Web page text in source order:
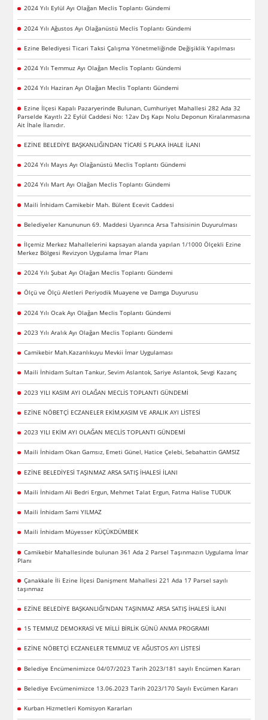
2024 Yılı Eylül Ayı Olağan Meclis Toplantı Gündemi
2024 Yılı Ağustos Ayı Olağanüstü Meclis Toplantı Gündemi
Ezine Belediyesi Ticari Taksi Çalışma Yönetmeliğinde Değişiklik Yapılması
2024 Yılı Temmuz Ayı Olağan Meclis Toplantı Gündemi
2024 Yılı Haziran Ayı Olağan Meclis Toplantı Gündemi
Ezine İlçesi Kapalı Pazaryerinde Bulunan, Cumhuriyet Mahallesi 282 Ada 32
Parselde Kayıtlı 22 Eylül Caddesi No: 12av Dış Kapı Nolu Deponun Kiralanmasına
Ait İhale İlanıdır.
EZİNE BELEDİYE BAŞKANLIĞINDAN TİCARİ S PLAKA İHALE İLANI
2024 Yılı Mayıs Ayı Olağanüstü Meclis Toplantı Gündemi
2024 Yılı Mart Ayı Olağan Meclis Toplantı Gündemi
Maili İnhidam Camikebir Mah. Bülent Ecevit Caddesi
Belediyeler Kanununun 69. Maddesi Uyarınca Arsa Tahsisinin Duyurulması
İlçemiz Merkez Mahallelerini kapsayan alanda yapılan 1/1000 Ölçekli Ezine
Merkez Bölgesi Revizyon Uygulama İmar Planı
2024 Yılı Şubat Ayı Olağan Meclis Toplantı Gündemi
Ölçü ve Ölçü Aletleri Periyodik Muayene ve Damga Duyurusu
2024 Yılı Ocak Ayı Olağan Meclis Toplantı Gündemi
2023 Yılı Aralık Ayı Olağan Meclis Toplantı Gündemi
Camikebir Mah.Kazanlıkuyu Mevkii İmar Uygulaması
Maili İnhidam Sultan Tankur, Sevim Aslantok, Sariye Aslantok, Sevgi Kazanç
2023 YILI KASIM AYI OLAĞAN MECLİS TOPLANTI GÜNDEMİ
EZİNE NÖBETÇİ ECZANELER EKİM,KASIM VE ARALIK AYI LİSTESİ
2023 YILI EKİM AYI OLAĞAN MECLİS TOPLANTI GÜNDEMİ
Maili İnhidam Okan Gamsız, Emeti Günel, Hatice Çelebi, Sebahattin GAMSIZ
EZİNE BELEDİYESİ TAŞINMAZ ARSA SATIŞ İHALESİ İLANI
Maili İnhidam Ali Bedri Ergun, Mehmet Talat Ergun, Fatma Halise TUDUK
Maili İnhidam Sami YILMAZ
Maili İnhidam Müyesser KÜÇÜKDÜMBEK
Camikebir Mahallesinde bulunan 361 Ada 2 Parsel Taşınmazın Uygulama İmar
Planı
Çanakkale İli Ezine İlçesi Danişment Mahallesi 221 Ada 17 Parsel sayılı
taşınmaz
EZİNE BELEDİYE BAŞKANLIĞI'NDAN TAŞINMAZ ARSA SATIŞ İHALESİ İLANI
15 TEMMUZ DEMOKRASİ VE MİLLİ BİRLİK GÜNÜ ANMA PROGRAMI
EZİNE NÖBETÇİ ECZANELER TEMMUZ VE AĞUSTOS AYI LİSTESİ
Belediye Encümenimizce 04/07/2023 Tarih 2023/181 sayılı Encümen Kararı
Belediye Evcümenimizce 13.06.2023 Tarih 2023/170 Sayılı Evcümen Kararı
Kurban Hizmetleri Komisyon Kararları